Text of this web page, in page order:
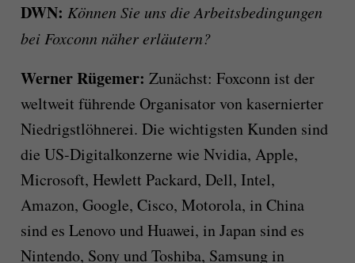
DWN: Können Sie uns die Arbeitsbedingungen
bei Foxconn näher erläutern?
Werner Rügemer: Zunächst: Foxconn ist der
weltweit führende Organisator von kasernierter
Niedrigstlöhnerei. Die wichtigsten Kunden sind
die US-Digitalkonzerne wie Nvidia, Apple,
Microsoft, Hewlett Packard, Dell, Intel,
Amazon, Google, Cisco, Motorola, in China
sind es Lenovo und Huawei, in Japan sind es
Nintendo, Sony und Toshiba, Samsung in